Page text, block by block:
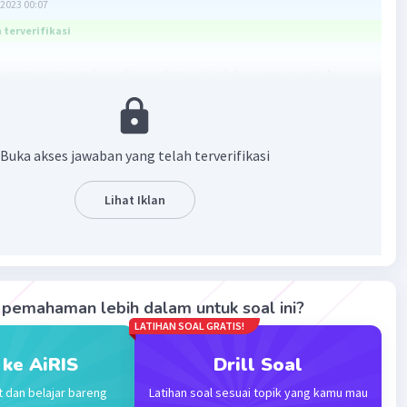
00:07
terverifikasi
barang yang belum bisa digunakan tanpa
Contoh: bijih besi sebagai bahan
besi dan baja, serta getah karet untuk
ban
Balas
00:08
terverifikasi
yakni barang yang belum mengalami proses
Misal, kapas, kayu, rotan, padi, tembakau, kulit.
Buka akses jawaban yang telah terverifikasi
Lihat Iklan
lebih dalam untuk soal ini?
AiRIS
dan belajar bareng
LATIHAN SOAL GRATIS!
Drill Soal
Latihan soal sesuai topik yang kamu mau